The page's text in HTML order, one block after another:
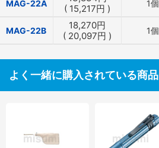
MAG-22A
( 15,217円 ) 1個
MAG-22B 18,270円
( 20,097円 ) 1個
よく一緒に購入されている商品